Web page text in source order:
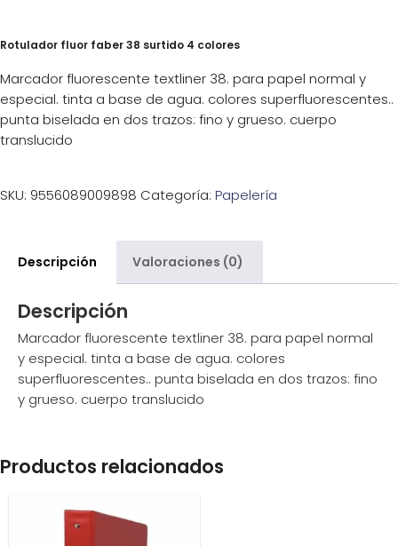
Rotulador fluor faber 38 surtido 4 colores
Marcador fluorescente textliner 38. para papel normal y
especial. tinta a base de agua. colores superfluorescentes..
punta biselada en dos trazos: fino y grueso. cuerpo
translucido
SKU: 9556089009898 Categoría: Papelería
Descripción Valoraciones (0)
Descripción
Marcador fluorescente textliner 38. para papel normal
y especial. tinta a base de agua. colores
superfluorescentes.. punta biselada en dos trazos: fino
y grueso. cuerpo translucido
Productos relacionados